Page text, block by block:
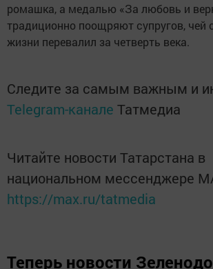
ромашка, а медалью «За любовь и
традиционно поощряют супругов, чей
жизни перевалил за четверть века.
Следите за самым важным и
Telegram-канале Татмедиа
Читайте новости Татарстана в
национальном мессенджере
https://max.ru/tatmedia
Теперь новости